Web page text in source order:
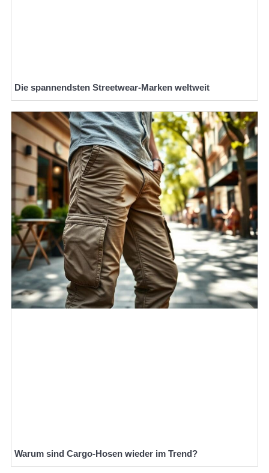
Die spannendsten Streetwear-Marken weltweit
Warum sind Cargo-Hosen wieder im Trend?